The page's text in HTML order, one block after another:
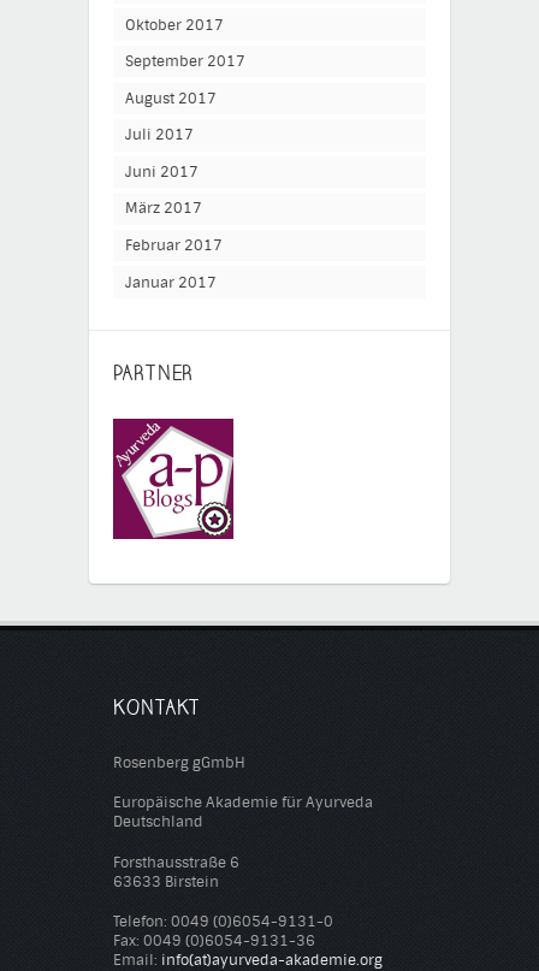
Oktober 2017
September 2017
August 2017
Juli 2017
Juni 2017
März 2017
Februar 2017
Januar 2017
PARTNER
KONTAKT
Rosenberg gGmbH
Europäische Akademie für Ayurveda
Deutschland
Forsthausstraße 6
63633 Birstein
Telefon: 0049 (0)6054-9131-0
Fax: 0049 (0)6054-9131-36
Email: info(at)ayurveda-akademie.org